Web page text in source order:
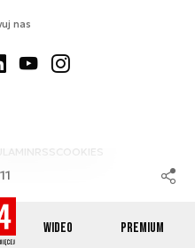
Wideo Premium
11
nas
RSS COOKIES